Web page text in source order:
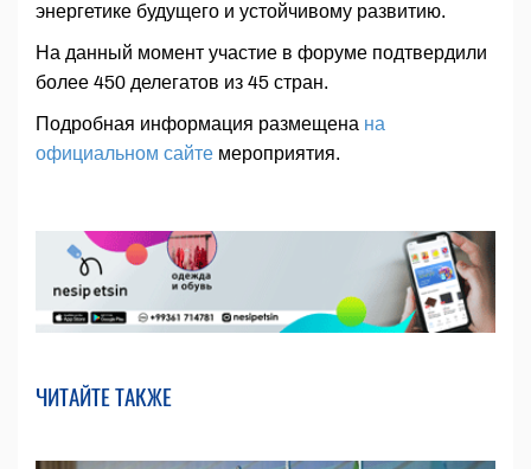
энергетике будущего и устойчивому развитию.
На данный момент участие в форуме подтвердили
более 450 делегатов из 45 стран.
Подробная информация размещена на
официальном сайте мероприятия.
ЧИТАЙТЕ ТАКЖЕ